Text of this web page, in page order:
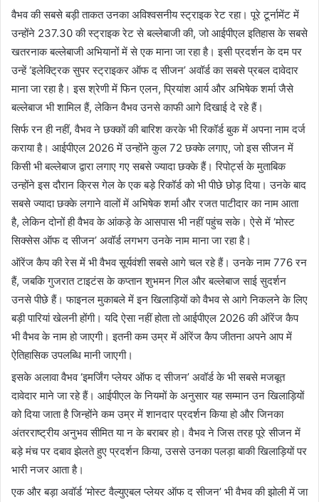
वैभव की सबसे बड़ी ताकत उनका अविश्वसनीय स्ट्राइक रेट रहा। पूरे टूर्नामेंट में
उन्होंने 237.30 की स्ट्राइक रेट से बल्लेबाजी की, जो आईपीएल इतिहास के सबसे
खतरनाक बल्लेबाजी अभियानों में से एक माना जा रहा है। इसी प्रदर्शन के दम पर
उन्हें ‘इलेक्ट्रिक सुपर स्ट्राइकर ऑफ द सीजन’ अवॉर्ड का सबसे प्रबल दावेदार
माना जा रहा है। इस श्रेणी में फिन एलन, प्रियांश आर्य और अभिषेक शर्मा जैसे
बल्लेबाज भी शामिल हैं, लेकिन वैभव उनसे काफी आगे दिखाई दे रहे हैं।
सिर्फ रन ही नहीं, वैभव ने छक्कों की बारिश करके भी रिकॉर्ड बुक में अपना नाम दर्ज
कराया है। आईपीएल 2026 में उन्होंने कुल 72 छक्के लगाए, जो इस सीजन में
किसी भी बल्लेबाज द्वारा लगाए गए सबसे ज्यादा छक्के हैं। रिपोर्ट्स के मुताबिक
उन्होंने इस दौरान क्रिस गेल के एक बड़े रिकॉर्ड को भी पीछे छोड़ दिया। उनके बाद
सबसे ज्यादा छक्के लगाने वालों में अभिषेक शर्मा और रजत पाटीदार का नाम आता
है, लेकिन दोनों ही वैभव के आंकड़े के आसपास भी नहीं पहुंच सके। ऐसे में ‘मोस्ट
सिक्सेस ऑफ द सीजन’ अवॉर्ड लगभग उनके नाम माना जा रहा है।
ऑरेंज कैप की रेस में भी वैभव सूर्यवंशी सबसे आगे चल रहे हैं। उनके नाम 776 रन
हैं, जबकि गुजरात टाइटंस के कप्तान शुभमन गिल और बल्लेबाज साई सुदर्शन
उनसे पीछे हैं। फाइनल मुकाबले में इन खिलाड़ियों को वैभव से आगे निकलने के लिए
बड़ी पारियां खेलनी होंगी। यदि ऐसा नहीं होता तो आईपीएल 2026 की ऑरेंज कैप
भी वैभव के नाम हो जाएगी। इतनी कम उम्र में ऑरेंज कैप जीतना अपने आप में
ऐतिहासिक उपलब्धि मानी जाएगी।
इसके अलावा वैभव ‘इमर्जिंग प्लेयर ऑफ द सीजन’ अवॉर्ड के भी सबसे मजबूत
दावेदार माने जा रहे हैं। आईपीएल के नियमों के अनुसार यह सम्मान उन खिलाड़ियों
को दिया जाता है जिन्होंने कम उम्र में शानदार प्रदर्शन किया हो और जिनका
अंतरराष्ट्रीय अनुभव सीमित या न के बराबर हो। वैभव ने जिस तरह पूरे सीजन में
बड़े मंच पर दबाव झेलते हुए प्रदर्शन किया, उससे उनका पलड़ा बाकी खिलाड़ियों पर
भारी नजर आता है।
एक और बड़ा अवॉर्ड ‘मोस्ट वैल्युएबल प्लेयर ऑफ द सीजन’ भी वैभव की झोली में जा